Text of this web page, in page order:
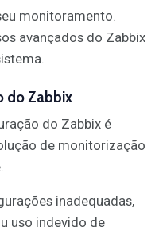
monitoramento.
avançados do Zabbix
do Zabbix
do Zabbix é
de monitorização
inadequadas,
uso indevido de